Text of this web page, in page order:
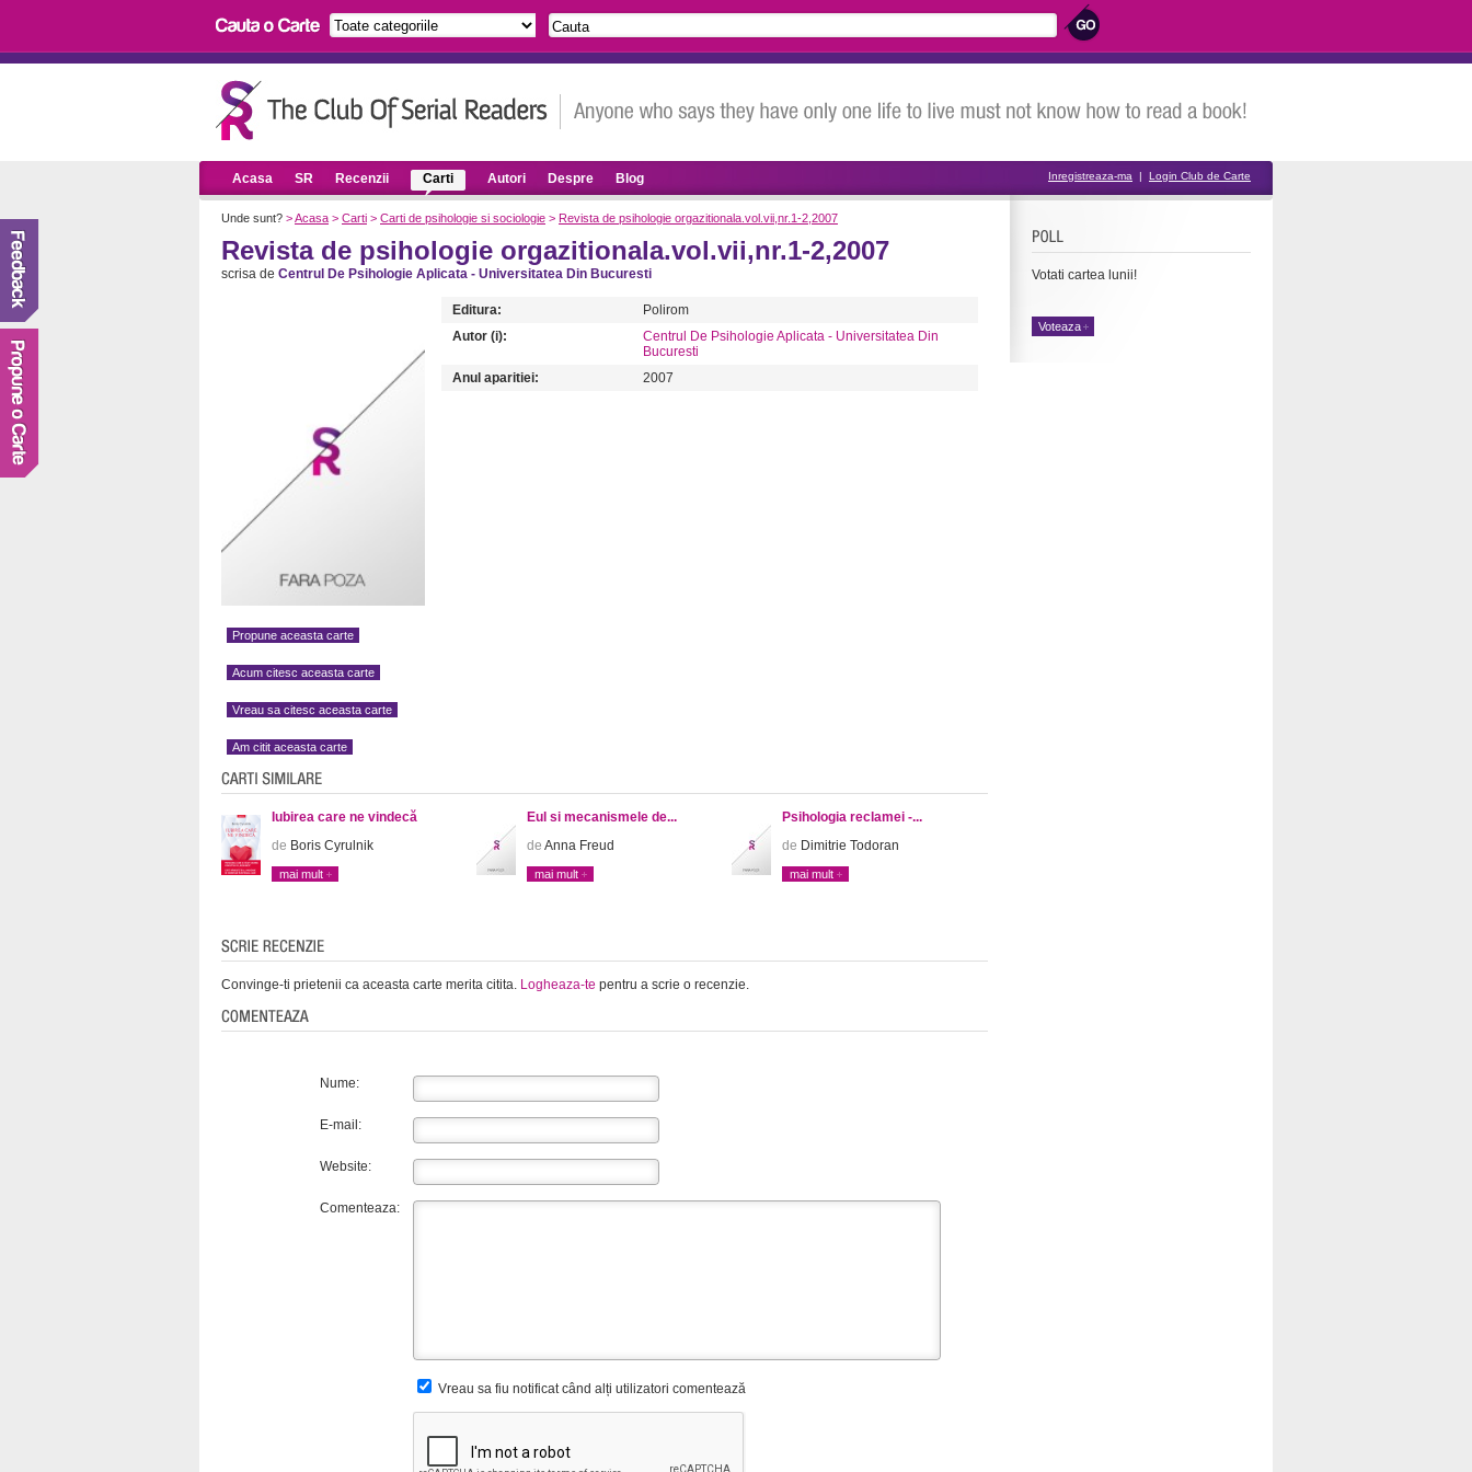
Acasa SR Recenzii Carti Autori Despre Blog Inregistreaza-ma | Login Club de Carte
Unde sunt? >Acasa > Carti > Carti de psihologie si sociologie > Revista de psihologie orgazitionala.vol.vii,nr.1-2,2007
Revista de psihologie orgazitionala.vol.vii,nr.1-2,2007
scrisa de Centrul De Psihologie Aplicata - Universitatea Din Bucuresti
Propune aceasta carte
Acum citesc aceasta carte
Vreau sa citesc aceasta carte
Am citit aceasta carte
Editura:
Polirom
Autor (i):
Centrul De Psihologie Aplicata - Universitatea Din
Bucuresti
Anul aparitiei:
2007
Iubirea care ne vindecă
de Boris Cyrulnik
mai mult
Eul si mecanismele de...
de Anna Freud
mai mult
Psihologia reclamei -...
de Dimitrie Todoran
mai mult
Convinge-ti prietenii ca aceasta carte merita citita. Logheaza-te pentru a scrie o recenzie.
Nume:
E-mail:
Website:
Comenteaza:
Vreau sa fiu notificat când alți utilizatori comentează
Votati cartea lunii!